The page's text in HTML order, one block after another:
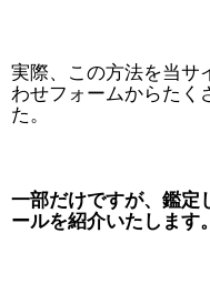
実際、この方法を当サ
わせフォームからたく
た。
一部だけですが、鑑定
ールを紹介いたします。